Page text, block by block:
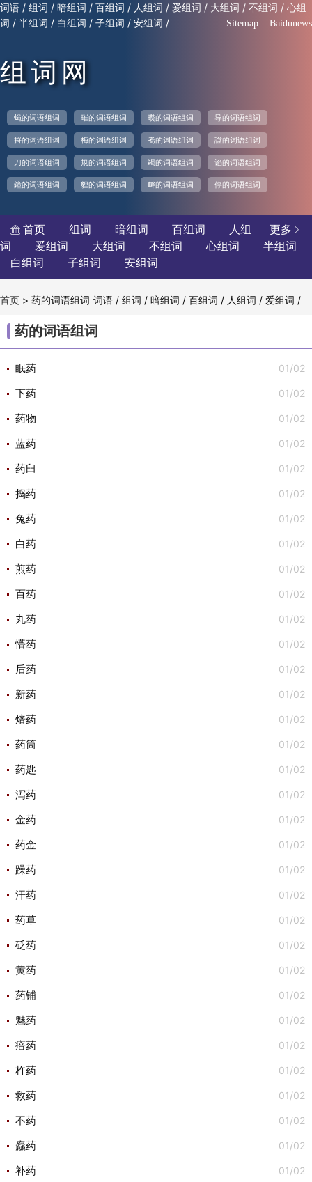
词语 / 组词 / 暗组词 / 百组词 / 人组词 / 爱组词 / 大组词 / 不组词 / 心组
词 / 半组词 / 白组词 / 子组词 / 安组词 / Sitemap Baidunews
组词网
蝇的词语组词 璀的词语组词 瓒的词语组词 导的词语组词
捋的词语组词 梅的词语组词 耉的词语组词 諡的词语组词
刀的词语组词 規的词语组词 竭的词语组词 谄的词语组词
鐘的词语组词 貍的词语组词 衅的词语组词 停的词语组词
更多 
 首页 组词 暗组词 百组词
人组
词
爱组词 大组词 不组词 心组词
半组词
白组词
子组词 安组词
词语 /组词 /暗组词 /百组词 / 人组词 /爱组词 /
词
首页 > 药的词语组词
药的词语组词
01/02
眠药
01/02
下药
01/02
药物
01/02
蓝药
01/02
药臼
01/02
捣药
01/02
兔药
01/02
白药
01/02
煎药
01/02
百药
01/02
丸药
01/02
懵药
01/02
后药
01/02
新药
01/02
焙药
01/02
药筒
01/02
药匙
01/02
泻药
01/02
金药
01/02
药金
01/02
躁药
01/02
汗药
01/02
药草
01/02
砭药
01/02
黄药
01/02
药铺
01/02
魅药
01/02
瘖药
01/02
杵药
01/02
救药
01/02
不药
01/02
麤药
01/02
补药